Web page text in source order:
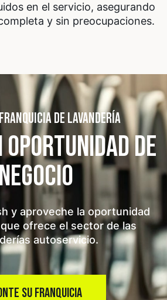
en el servicio, asegurando
y sin preocupaciones.
DE LAVANDERÍA
OPORTUNIDADDE
NEGOCIO
y aproveche la oportunidad
ofrece el sector de las
autoservicio.
SU FRANQUICIA